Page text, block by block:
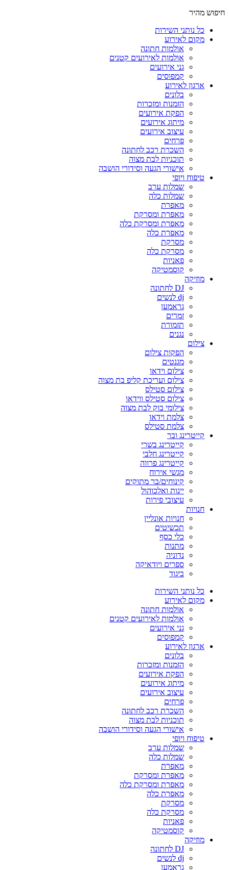
חיפוש מהיר
כל נותני השירות
מקום לאירוע
אולמות חתונה
אולמות לאירועים קטנים
גני אירועים
קמפוסים
ארגון לאירוע
בלונים
הזמנות ומזכרות
הפקת אירועים
מיתוג אירועים
עיצוב אירועים
פרחים
השכרת רכב לחתונה
תוכניות לבת מצוה
אישורי הגעה וסידורי הושבה
טיפוח ויופי
שמלות ערב
שמלות כלה
מאפרת
מאפרת ומסרקת
מאפרת ומסרקת כלה
מאפרת כלה
מסרקת
מסרקת כלה
פאניות
קוסמטיקה
מוזיקה
DJ לחתונה
dj לנשים
גראמען
זמרים
תזמורת
נגנים
צילום
הפקות צילום
מגנטים
צילום וידאו
צילום ועריכת קליפ בת מצוה
צילום סטילס
צילום סטילס ווידאו
צילומי בוק לבת מצוה
צלמת וידאו
צלמת סטילס
קייטרינג ובר
קייטרינג בשרי
קייטרינג חלבי
קייטרינג פרווה
מגשי אירוח
קינוחים/בר מתוקים
יינות ואלכוהול
עיצובי פירות
חנויות
חנויות אונליין
תכשיטים
כלי כסף
מתנות
נדוניה
ספרים ויודאיקה
ביגוד
כל נותני השירות
מקום לאירוע
אולמות חתונה
אולמות לאירועים קטנים
גני אירועים
קמפוסים
ארגון לאירוע
בלונים
הזמנות ומזכרות
הפקת אירועים
מיתוג אירועים
עיצוב אירועים
פרחים
השכרת רכב לחתונה
תוכניות לבת מצוה
אישורי הגעה וסידורי הושבה
טיפוח ויופי
שמלות ערב
שמלות כלה
מאפרת
מאפרת ומסרקת
מאפרת ומסרקת כלה
מאפרת כלה
מסרקת
מסרקת כלה
פאניות
קוסמטיקה
מוזיקה
DJ לחתונה
dj לנשים
גראמען